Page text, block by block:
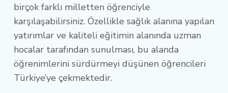
birçok farklı milletten öğrenciyle
karşılaşabilirsiniz. Özellikle sağlık alanına yapılan
yatırımlar ve kaliteli eğitimin alanında uzman
hocalar tarafından sunulması, bu alanda
öğrenimlerini sürdürmeyi düşünen öğrencileri
Türkiye’ye çekmektedir.